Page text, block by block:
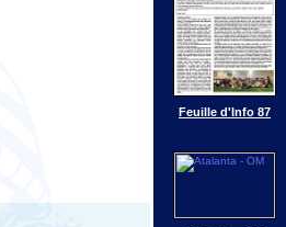
Feuille d'Info 87